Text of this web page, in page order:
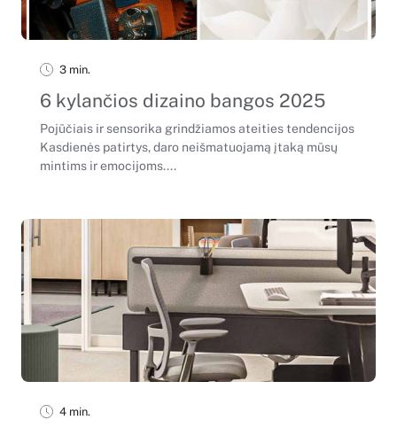
3 min.
6 kylančios dizaino bangos 2025
Pojūčiais ir sensorika grindžiamos ateities tendencijos
Kasdienės patirtys, daro neišmatuojamą įtaką mūsų
mintims ir emocijoms....
4 min.